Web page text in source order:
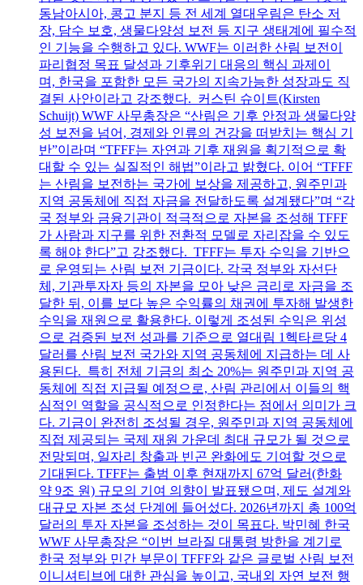
동남아시아, 콩고 분지 등 전 세계 열대우림은 탄소 저
장, 담수 보호, 생물다양성 보전 등 지구 생태계에 필수적
인 기능을 수행하고 있다. WWF는 이러한 산림 보전이
파리협정 목표 달성과 기후위기 대응의 핵심 과제이
며, 한국을 포함한 모든 국가의 지속가능한 성장과도 직
결된 사안이라고 강조했다. 커스틴 슈이트(Kirsten
Schuijt) WWF 사무총장은 “산림은 기후 안정과 생물다양
성 보전을 넘어, 경제와 인류의 건강을 떠받치는 핵심 기
반”이라며 “TFFF는 자연과 기후 재원을 획기적으로 확
대할 수 있는 실질적인 해법”이라고 밝혔다. 이어 “TFFF
는 산림을 보전하는 국가에 보상을 제공하고, 원주민과
지역 공동체에 직접 자금을 전달하도록 설계됐다”며 “각
국 정부와 금융기관이 적극적으로 자본을 조성해 TFFF
가 사람과 지구를 위한 전환적 모델로 자리잡을 수 있도
록 해야 한다”고 강조했다. TFFF는 투자 수익을 기반으
로 운영되는 산림 보전 기금이다. 각국 정부와 자선단
체, 기관투자자 등의 자본을 모아 낮은 금리로 자금을 조
달한 뒤, 이를 보다 높은 수익률의 채권에 투자해 발생한
수익을 재원으로 활용한다. 이렇게 조성된 수익은 위성
으로 검증된 보전 성과를 기준으로 열대림 1헥타르당 4
달러를 산림 보전 국가와 지역 공동체에 지급하는 데 사
용된다. 특히 전체 기금의 최소 20%는 원주민과 지역 공
동체에 직접 지급될 예정으로, 산림 관리에서 이들의 핵
심적인 역할을 공식적으로 인정한다는 점에서 의미가 크
다. 기금이 완전히 조성될 경우, 원주민과 지역 공동체에
직접 제공되는 국제 재원 가운데 최대 규모가 될 것으로
전망되며, 일자리 창출과 빈곤 완화에도 기여할 것으로
기대된다. TFFF는 출범 이후 현재까지 67억 달러(한화
약 9조 원) 규모의 기여 의향이 발표됐으며, 제도 설계와
대규모 자본 조성 단계에 들어섰다. 2026년까지 총 100억
달러의 투자 자본을 조성하는 것이 목표다. 박민혜 한국
WWF 사무총장은 “이번 브라질 대통령 방한을 계기로
한국 정부와 민간 부문이 TFFF와 같은 글로벌 산림 보전
이니셔티브에 대한 관심을 높이고, 국내외 자연 보전 행